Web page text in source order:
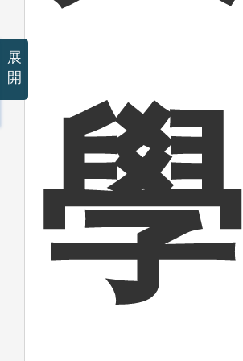
學
展
開